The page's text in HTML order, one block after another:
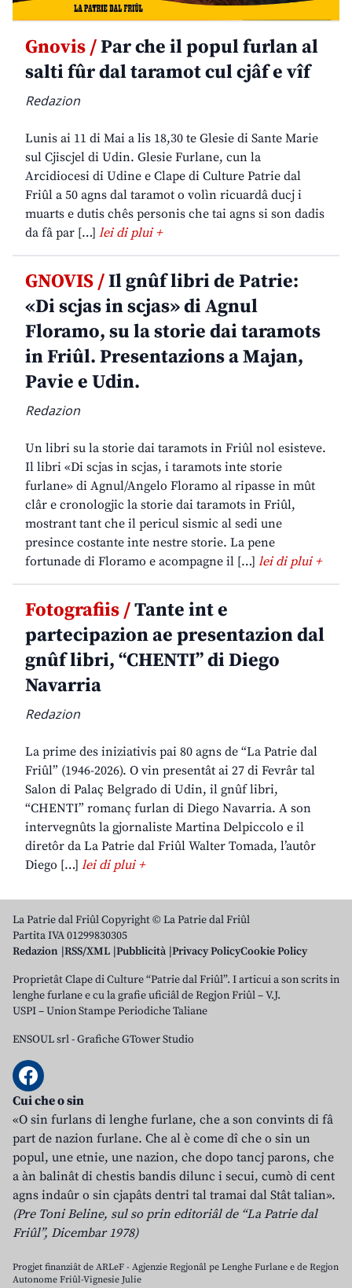
Gnovis /Par che il popul furlan al
salti fûr dal taramot cul cjâf e vîf
Redazion
Lunis ai 11 di Mai a lis 18,30 te Glesie di Sante Marie
sul Cjiscjel di Udin. Glesie Furlane, cun la
Arcidiocesi di Udine e Clape di Culture Patrie dal
Friûl a 50 agns dal taramot o volìn ricuardâ ducj i
muarts e dutis chês personis che tai agns si son dadis
da fâ par […] lei di plui +
GNOVIS /Il gnûf libri de Patrie:
«Di scjas in scjas» di Agnul
Floramo, su la storie dai taramots
in Friûl. Presentazions a Majan,
Pavie e Udin.
Redazion
Un libri su la storie dai taramots in Friûl nol esisteve.
Il libri «Di scjas in scjas, i taramots inte storie
furlane» di Agnul/Angelo Floramo al ripasse in mût
clâr e cronologjic la storie dai taramots in Friûl,
mostrant tant che il pericul sismic al sedi une
presince costante inte nestre storie. La pene
fortunade di Floramo e acompagne il […] lei di plui +
Fotografiis /Tante int e
partecipazion ae presentazion dal
gnûf libri, “CHENTI” di Diego
Navarria
Redazion
La prime des iniziativis pai 80 agns de “La Patrie dal
Friûl” (1946-2026). O vin presentât ai 27 di Fevrâr tal
Salon di Palaç Belgrado di Udin, il gnûf libri,
“CHENTI” romanç furlan di Diego Navarria. A son
intervegnûts la gjornaliste Martina Delpiccolo e il
diretôr da La Patrie dal Friûl Walter Tomada, l’autôr
Diego […] lei di plui +
La Patrie dal Friûl Copyright © La Patrie dal Friûl
Partita IVA 01299830305
Redazion RSS/XML Pubblicità Privacy PolicyCookie Policy
Proprietât Clape di Culture “Patrie dal Friûl”. I articui a son scrits in
lenghe furlane e cu la grafie uficiâl de Regjon Friûl – V.J.
USPI – Union Stampe Periodiche Taliane
ENSOUL srl-Grafiche GTower Studio
Cui che o sin
«O sin furlans di lenghe furlane, che a son convints di fâ
part de nazion furlane. Che al è come dî che o sin un
popul, une etnie, une nazion, che dopo tancj parons, che
a àn balinât di chestis bandis dilunc i secui, cumò di cent
agns indaûr o sin cjapâts dentri tal tramai dal Stât talian».
(Pre Toni Beline, sul so prin editoriâl de “La Patrie dal
Friûl”, Dicembar 1978)
Progjet finanziât de ARLeF - Agjenzie Regjonâl pe Lenghe Furlane e de Regjon
Autonome Friûl-Vignesie Julie